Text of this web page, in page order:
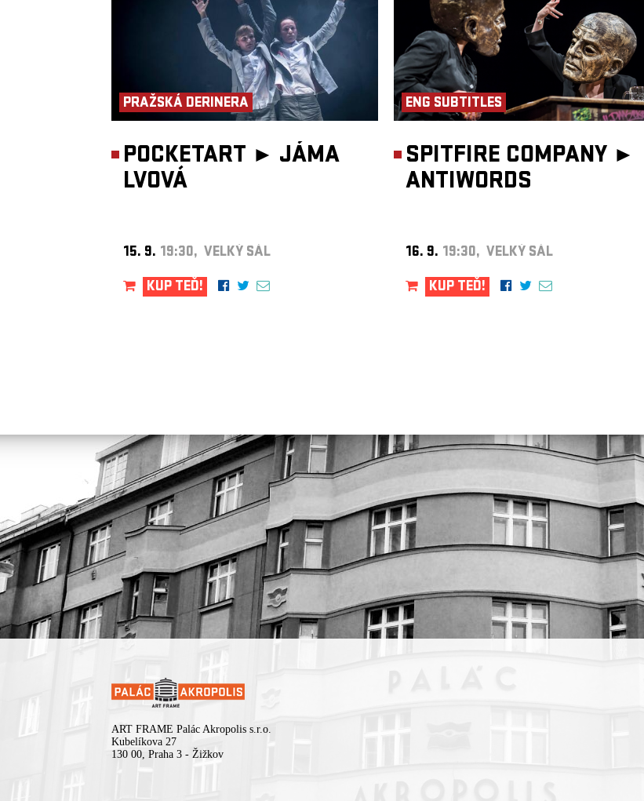
PRAŽSKÁ DERINERA
POCKETART ► JÁMA
LVOVÁ
15. 9. 19:30, VELKÝ SÁL
KUP TEĎ!
ENG SUBTITLES
SPITFIRE COMPANY ►
ANTIWORDS
16. 9. 19:30, VELKÝ SÁL
KUP TEĎ!
ART FRAME Palác Akropolis s.r.o.
Kubelíkova 27
130 00, Praha 3 - Žižkov